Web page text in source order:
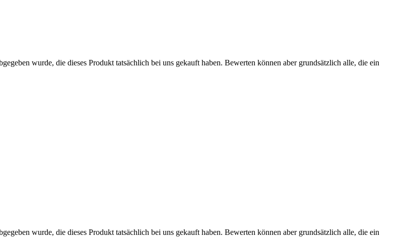
wurde, die dieses Produkt tatsächlich bei uns gekauft haben. Bewerten können aber grundsätzlich alle, die ein
wurde, die dieses Produkt tatsächlich bei uns gekauft haben. Bewerten können aber grundsätzlich alle, die ein